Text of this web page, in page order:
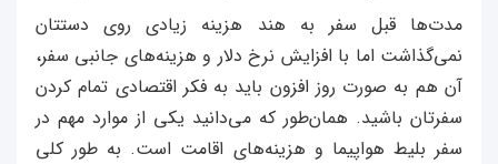
مدت‌ها قبل سفر به هند هزینه زیادی روی دستتان
نمی‌گذاشت اما با افزایش نرخ دلار و هزینه‌های جانبی سفر،
آن هم به صورت روز افزون باید به فکر اقتصادی تمام کردن
سفرتان باشید. همان‌طور که می‌دانید یکی از موارد مهم در
سفر بلیط هواپیما و هزینه‌های اقامت است. به طور کلی